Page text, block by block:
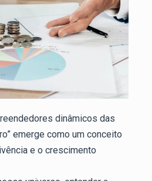
dinâmicos das
emerge como um conceito
e o crescimento